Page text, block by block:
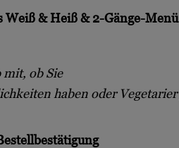
Weiß & Heiß & 2-Gänge-
mit, ob Sie
haben oder